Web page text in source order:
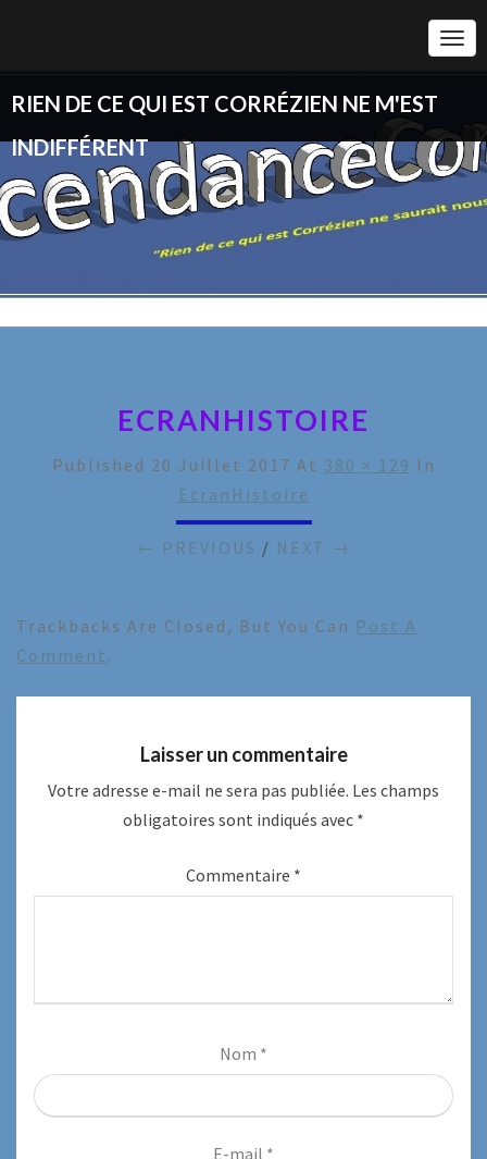
RIEN DE CE QUI EST CORRÉZIEN NE M'EST
INDIFFÉRENT
ECRANHISTOIRE
Published 20 Juillet 2017 At 380 × 129 In
EcranHistoire
← PREVIOUS / NEXT →
Trackbacks Are Closed, But You Can Post A
Comment .
Laisser un commentaire
Votre adresse e-mail ne sera pas publiée. Les champs
obligatoires sont indiqués avec *
Commentaire *
Nom *
E-mail *